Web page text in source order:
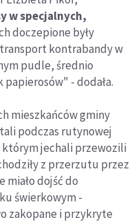
w specjalnych,
doczepione były
kontrabandy w
pudle, średnio
papierosów" - dodała.
mieszkańców gminy
podczas rutynowej
jechali przewozili
z przerzutu przez
miało dojść do
świerkowym -
zakopane i przykryte